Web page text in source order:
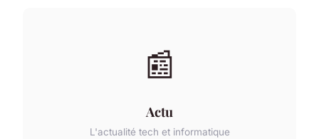
📰
Actu
L'actualité tech et informatique